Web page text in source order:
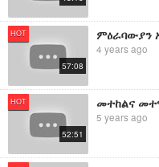
HOT
57:08
4 years ago
HOT
52:51
5 years ago